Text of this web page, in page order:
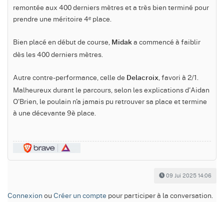
remontée aux 400 derniers mètres et a très bien terminé pour
prendre une méritoire 4ᵉ place.
Bien placé en début de course, Midak a commencé à faiblir
dès les 400 derniers mètres.
Autre contre-performance, celle de Delacroix , favori à 2/1.
Malheureux durant le parcours, selon les explications d'Aidan
O'Brien, le poulain n'a jamais pu retrouver sa place et termine
à une décevante 9è place.
09 Jui 2025 14:06
Connexion ou Créer un compte pour participer à la conversation.